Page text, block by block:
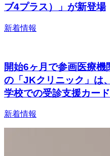
ブ4プラス）」が新登場
新着情報
開始6ヶ月で参画医療
の「JKクリニック」は
学校での受診支援カー
新着情報